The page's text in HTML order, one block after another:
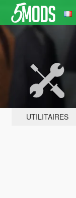
UTILITAIRES